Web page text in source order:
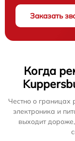
Заказать
Когда
Честно о
электроника и
выходит